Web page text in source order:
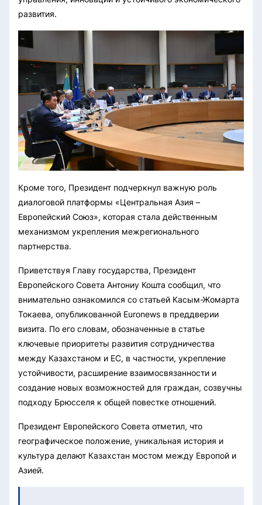
развития.
Кроме того, Президент подчеркнул важную роль
диалоговой платформы «Центральная Азия –
Европейский Союз», которая стала действенным
механизмом укрепления межрегионального
партнерства.
Приветствуя Главу государства, Президент
Европейского Совета Антониу Кошта сообщил, что
внимательно ознакомился со статьей Касым-Жомарта
Токаева, опубликованной Euronews в преддверии
визита. По его словам, обозначенные в статье
ключевые приоритеты развития сотрудничества
между Казахстаном и ЕС, в частности, укрепление
устойчивости, расширение взаимосвязанности и
создание новых возможностей для граждан, созвучны
подходу Брюсселя к общей повестке отношений.
Президент Европейского Совета отметил, что
географическое положение, уникальная история и
культура делают Казахстан мостом между Европой и
Азией.